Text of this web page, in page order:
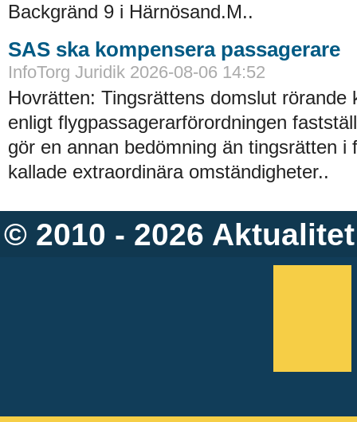
Backgränd 9 i Härnösand.M..
SAS ska kompensera passagerare
InfoTorg Juridik 2026-08-06 14:52
Hovrätten: Tingsrättens domslut rörande
enligt flygpassagerarförordningen
gör en annan bedömning än tingsrätten i
kallade extraordinära omständigheter..
© 2010 - 2026 Aktualitet